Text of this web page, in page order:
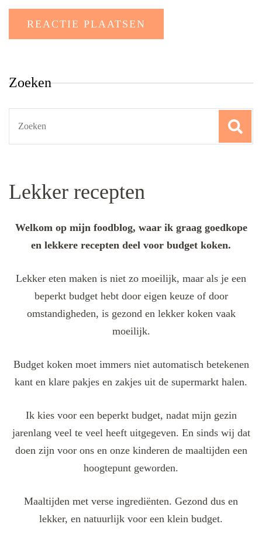
Zoeken
Lekker recepten
Welkom op mijn foodblog, waar ik graag goedkope
en lekkere recepten deel voor budget koken.
Lekker eten maken is niet zo moeilijk, maar als je een
beperkt budget hebt door eigen keuze of door
omstandigheden, is gezond en lekker koken vaak
moeilijk.
Budget koken moet immers niet automatisch betekenen
kant en klare pakjes en zakjes uit de supermarkt halen.
Ik kies voor een beperkt budget, nadat mijn gezin
jarenlang veel te veel heeft uitgegeven. En sinds wij dat
doen zijn voor ons en onze kinderen de maaltijden een
hoogtepunt geworden.
Maaltijden met verse ingrediënten. Gezond dus en
lekker, en natuurlijk voor een klein budget.